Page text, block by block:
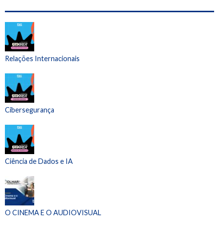
Relações Internacionais
Cibersegurança
Ciência de Dados e IA
O CINEMA E O AUDIOVISUAL